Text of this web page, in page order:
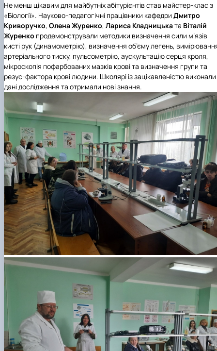
Не менш цікавим для майбутніх абітурієнтів став майстер-клас з
«Біології». Науково-педагогічні працівники кафедри Дмитро
Криворучко, Олена Журенко, Лариса Кладницьката Віталій
Журенко продемонстрували методики визначення сили м’язів
кисті рук (динамометрію), визначення об’єму легень,
артеріального тиску, пульсометрію, аускультацію серця кроля,
мікроскопія пофарбованих мазків крові та визначення групи та
резус-фактора крові людини. Школярі із зацікавленістю виконали
дані дослідження та отримали нові знання.